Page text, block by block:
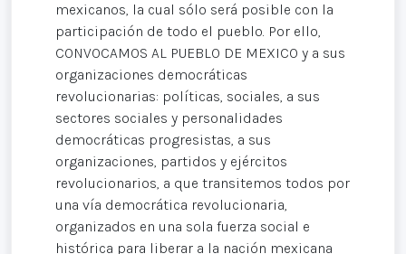
mexicanos, la cual sólo será posible con la
participación de todo el pueblo. Por ello,
CONVOCAMOS AL PUEBLO DE MEXICO y a sus
organizaciones democráticas
revolucionarias: políticas, sociales, a sus
sectores sociales y personalidades
democráticas progresistas, a sus
organizaciones, partidos y ejércitos
revolucionarios, a que transitemos todos por
una vía democrática revolucionaria,
organizados en una sola fuerza social e
histórica para liberar a la nación mexicana